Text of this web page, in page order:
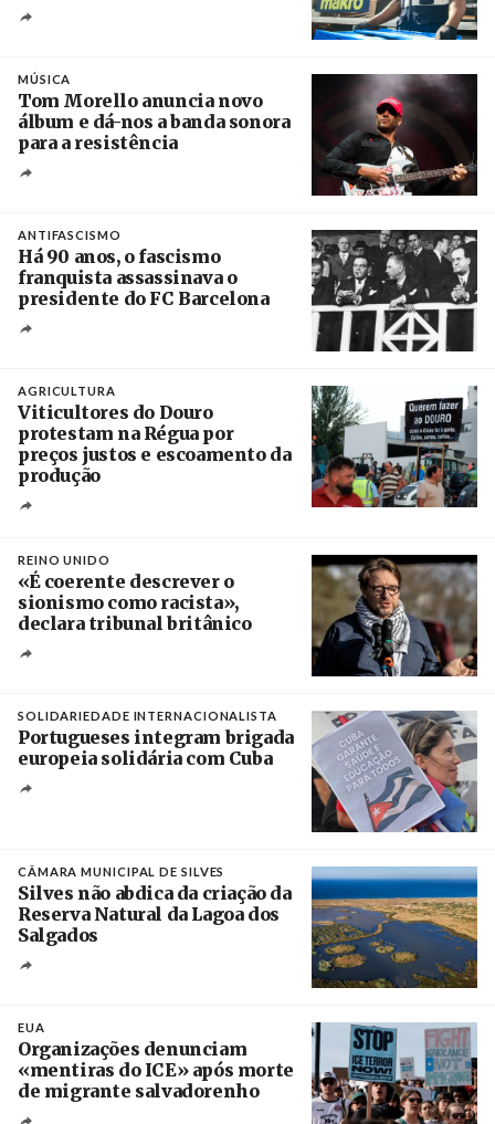
MÚSICA
Tom Morello anuncia novo
álbum e dá-nos a banda sonora
para a resistência
ANTIFASCISMO
Há 90 anos, o fascismo
franquista assassinava o
presidente do FC Barcelona
AGRICULTURA
Viticultores do Douro
protestam na Régua por
preços justos e escoamento da
produção
REINO UNIDO
«É coerente descrever o
sionismo como racista»,
declara tribunal britânico
SOLIDARIEDADE INTERNACIONALISTA
Portugueses integram brigada
europeia solidária com Cuba
CÂMARA MUNICIPAL DE SILVES
Silves não abdica da criação da
Reserva Natural da Lagoa dos
Salgados
EUA
Organizações denunciam
«mentiras do ICE» após morte
de migrante salvadorenho